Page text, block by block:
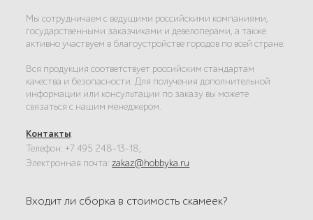
Мы сотрудничаем с ведущими российскими компаниями,
государственными заказчиками и девелоперами, а также
активно участвуем в благоустройстве городов по всей стране.
Вся продукция соответствует российским стандартам
качества и безопасности. Для получения дополнительной
информации или консультации по заказу вы можете
связаться с нашим менеджером.
Контакты:
Телефон: +7 495 248-13-18;
Электронная почта:zakaz@hobbyka.ru
Входит ли сборка в стоимость скамеек?